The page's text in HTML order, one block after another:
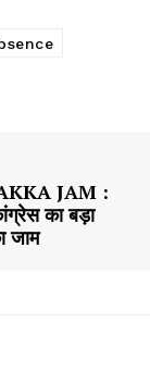
JAM :
का बड़ा
जाम